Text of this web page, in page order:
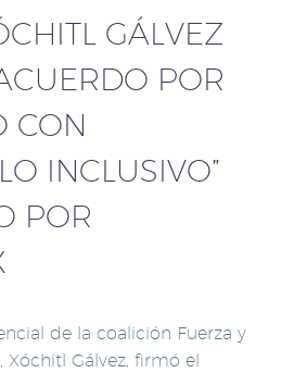
GÁLVEZ
POR
CON
INCLUSIVO”
POR
de la coalición Fuerza y
Xóchitl Gálvez, firmó el